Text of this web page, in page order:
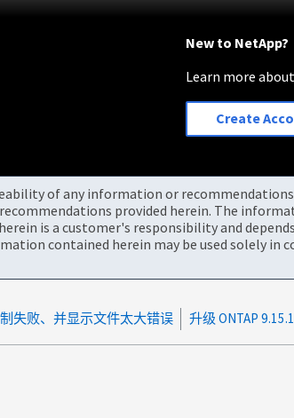
New to NetApp?
Learn more
Create
of any information or
provided herein. The
is a customer's responsibility and
contained herein may be used solely in
失败、并显示文件太大错误